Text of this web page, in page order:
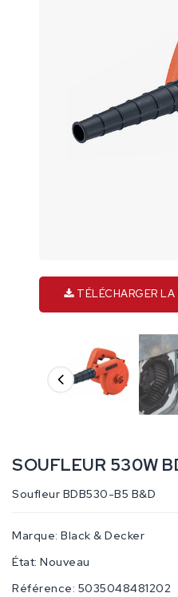
TÉLÉCHARGER LA
SOUFLEUR 530W
Soufleur BDB530-B5 B&D
Marque: Black & Decker
État: Nouveau
Référence: 5035048481202